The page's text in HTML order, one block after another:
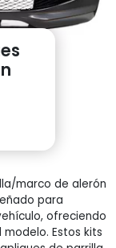
marco de alerón
para
ofreciendo
Estos kits